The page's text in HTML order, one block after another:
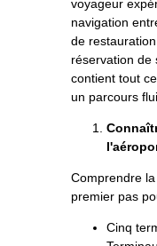
voyageur
navigation
de
réservation de
contient tout
un parcours
Comprendre
premier pas
Cinq